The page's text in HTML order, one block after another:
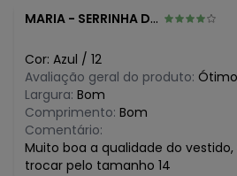
algum dia do mês, para o menor
julho/2026
junho/2026
maio/2026
abril/2026
março/2026
fevereiro/2026
MARIA - SERRINHA DOS PINTOS - RN
Cor: Azul / 12
Avaliação geral do produto: Ótimo
Largura: Bom
Comprimento: Bom
Comentário:
Muito boa a qualidade do
trocar pelo tamanho 14